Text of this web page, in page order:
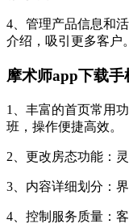
4、管理产品信息和
介绍，吸引更多客户。
摩术师app下载手
1、丰富的首页常用
班，操作便捷高效。
2、更改房态功能：
3、内容详细划分：
4、控制服务质量：